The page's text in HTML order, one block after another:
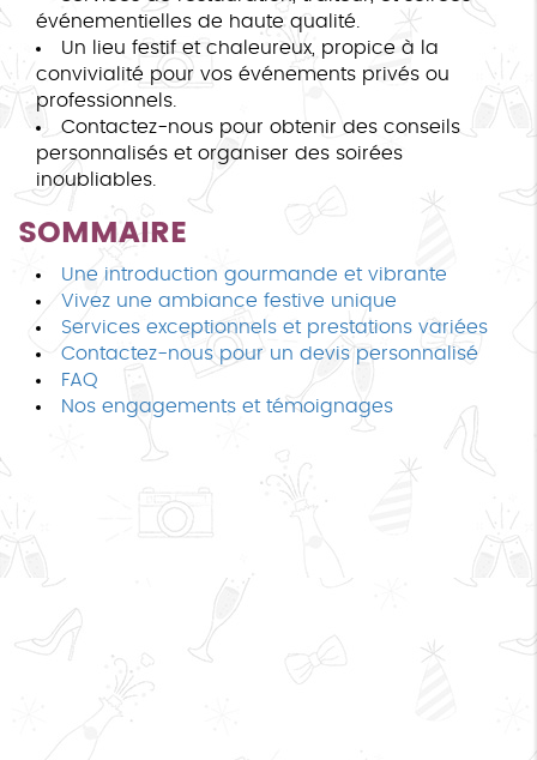
événementielles de haute qualité.
Un lieu festif et chaleureux, propice à la
convivialité pour vos événements privés ou
professionnels.
Contactez-nous pour obtenir des conseils
personnalisés et organiser des soirées
inoubliables.
SOMMAIRE
Une introduction gourmande et vibrante
Vivez une ambiance festive unique
Services exceptionnels et prestations variées
Contactez-nous pour un devis personnalisé
FAQ
Nos engagements et témoignages